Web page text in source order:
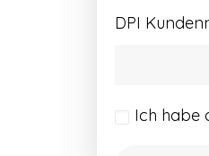
DPI
Ich habe